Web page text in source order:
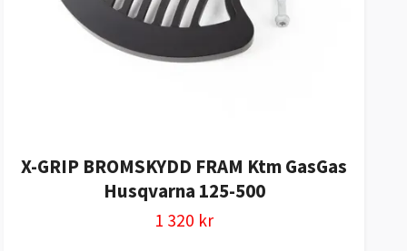
X-GRIP BROMSKYDD FRAM Ktm GasGas
Husqvarna 125-500
1 320 kr